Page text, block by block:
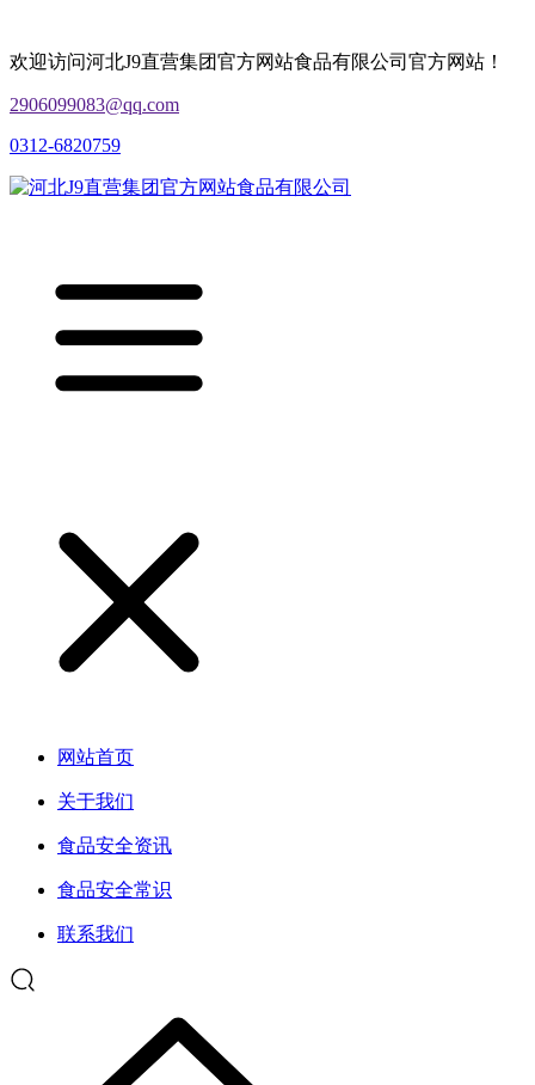
欢迎访问河北J9直营集团官方网站食品有限公司官方网站！
2906099083@qq.com
0312-6820759
网站首页
关于我们
食品安全资讯
食品安全常识
联系我们